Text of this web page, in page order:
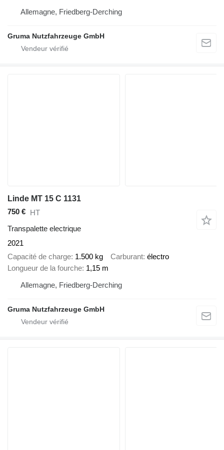
Allemagne, Friedberg-Derching
Gruma Nutzfahrzeuge GmbH
Linde MT 15 C 1131
750 € HT
Transpalette electrique
2021
Capacité de charge 1.500 kg Carburant électro
Longueur de la fourche 1,15 m
Allemagne, Friedberg-Derching
Gruma Nutzfahrzeuge GmbH